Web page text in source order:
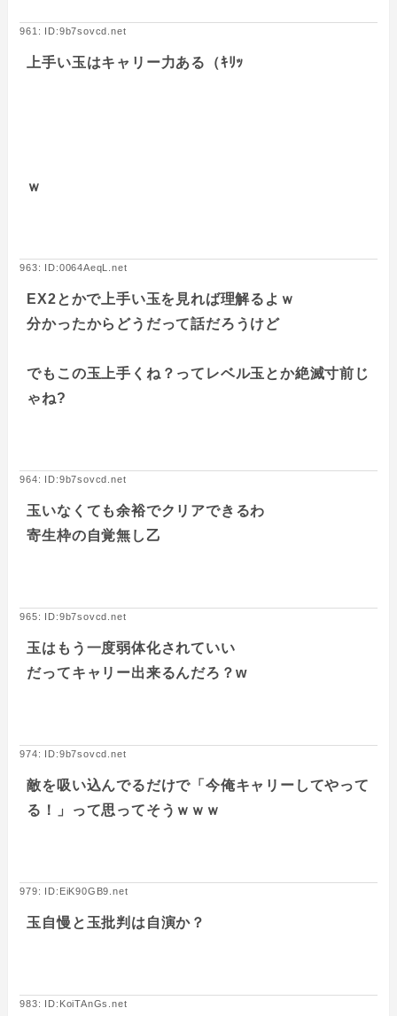
961: ID:9b7sovcd.net
上手い玉はキャリー力ある（ｷﾘｯ
ｗ
963: ID:0064AeqL.net
EX2とかで上手い玉を見れば理解るよｗ
分かったからどうだって話だろうけど
でもこの玉上手くね？ってレベル玉とか絶滅寸前じ
ゃね?
964: ID:9b7sovcd.net
玉いなくても余裕でクリアできるわ
寄生枠の自覚無し乙
965: ID:9b7sovcd.net
玉はもう一度弱体化されていい
だってキャリー出来るんだろ？w
974: ID:9b7sovcd.net
敵を吸い込んでるだけで「今俺キャリーしてやって
る！」って思ってそうｗｗｗ
979: ID:EiK90GB9.net
玉自慢と玉批判は自演か？
983: ID:KoiTAnGs.net